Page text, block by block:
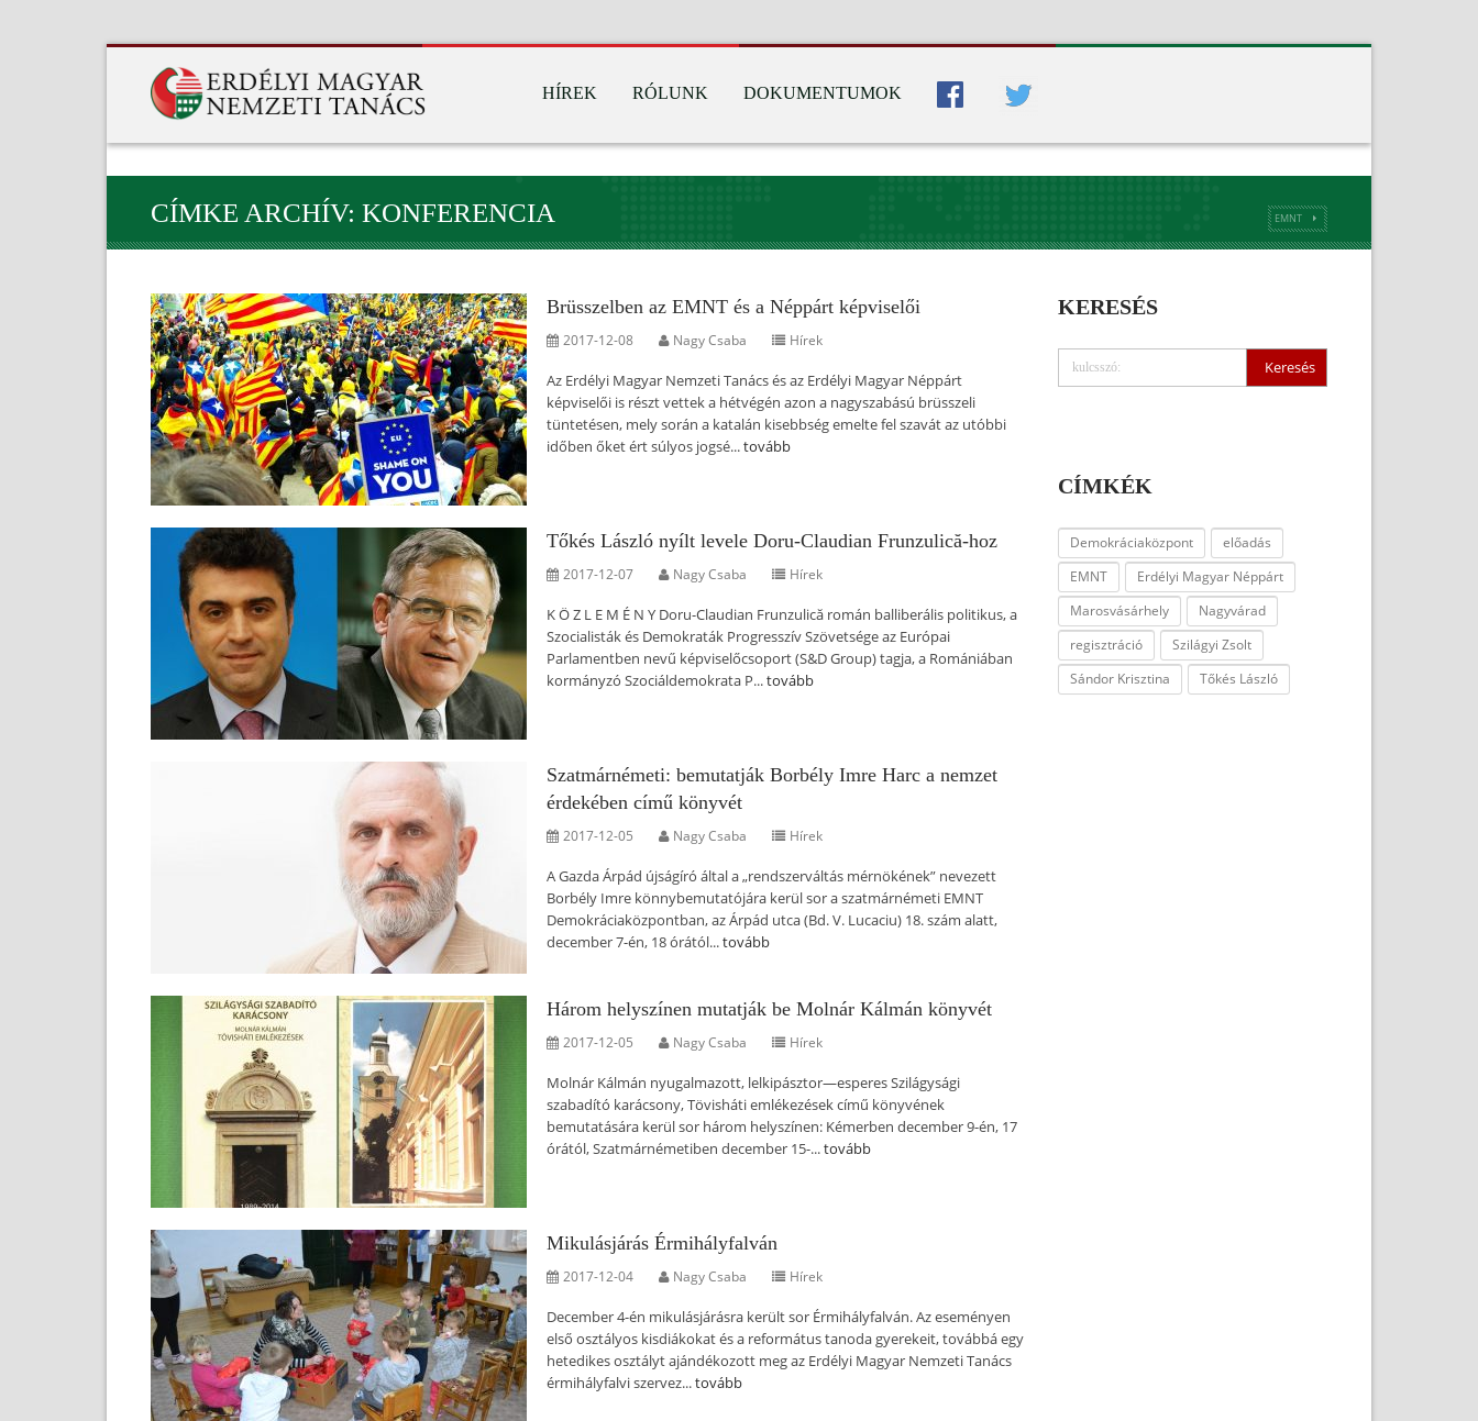
HÍREK RÓLUNK DOKUMENTUMOK
CÍMKE ARCHÍV: KONFERENCIA EMNT
Brüsszelben az EMNT és a Néppárt képviselői
2017-12-08 Nagy Csaba Hírek
Az Erdélyi Magyar Nemzeti Tanács és az Erdélyi Magyar Néppárt
képviselői is részt vettek a hétvégén azon a nagyszabású brüsszeli
tüntetésen, mely során a katalán kisebbség emelte fel szavát az utóbbi
időben őket ért súlyos jogsé...tovább
Tőkés László nyílt levele Doru-Claudian Frunzulică-hoz
2017-12-07 Nagy Csaba Hírek
K Ö Z L E M É N Y Doru-Claudian Frunzulică román balliberális politikus, a
Szocialisták és Demokraták Progresszív Szövetsége az Európai
Parlamentben nevű képviselőcsoport (S&D Group) tagja, a Romániában
kormányzó Szociáldemokrata P...tovább
Szatmárnémeti: bemutatják Borbély Imre Harc a nemzet
érdekében című könyvét
2017-12-05 Nagy Csaba Hírek
A Gazda Árpád újságíró által a „rendszerváltás mérnökének” nevezett
Borbély Imre könnybemutatójára kerül sor a szatmárnémeti EMNT
Demokráciaközpontban, az Árpád utca (Bd. V. Lucaciu) 18. szám alatt,
december 7-én, 18 órától...tovább
Három helyszínen mutatják be Molnár Kálmán könyvét
2017-12-05 Nagy Csaba Hírek
Molnár Kálmán nyugalmazott, lelkipásztor—esperes Szilágysági
szabadító karácsony, Tövisháti emlékezések című könyvének
bemutatására kerül sor három helyszínen: Kémerben december 9-én, 17
órától, Szatmárnémetiben december 15-...tovább
Mikulásjárás Érmihályfalván
2017-12-04 Nagy Csaba Hírek
December 4-én mikulásjárásra került sor Érmihályfalván. Az eseményen
első osztályos kisdiákokat és a református tanoda gyerekeit, továbbá egy
hetedikes osztályt ajándékozott meg az Erdélyi Magyar Nemzeti Tanács
érmihályfalvi szervez...tovább
KERESÉS
CÍMKÉK
Demokráciaközpont
előadás
EMNT
Erdélyi Magyar Néppárt
Marosvásárhely
Nagyvárad
regisztráció
Szilágyi Zsolt
Sándor Krisztina
Tőkés László